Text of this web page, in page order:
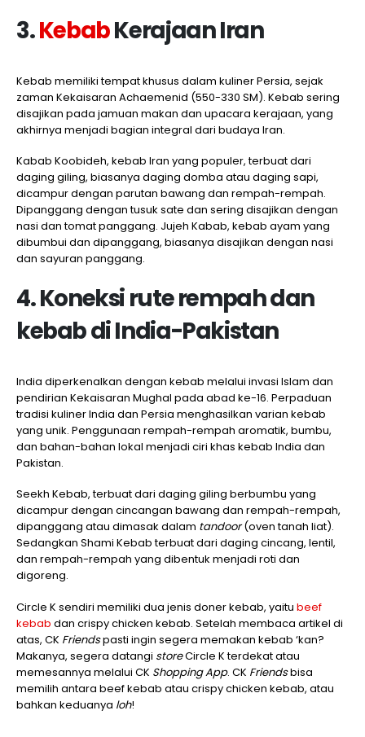
3.KebabKerajaan Iran
Kebab memiliki tempat khusus dalam kuliner Persia, sejak
zaman Kekaisaran Achaemenid (550-330 SM). Kebab sering
disajikan pada jamuan makan dan upacara kerajaan, yang
akhirnya menjadi bagian integral dari budaya Iran.
Kabab Koobideh, kebab Iran yang populer, terbuat dari
daging giling, biasanya daging domba atau daging sapi,
dicampur dengan parutan bawang dan rempah-rempah.
Dipanggang dengan tusuk sate dan sering disajikan dengan
nasi dan tomat panggang. Jujeh Kabab, kebab ayam yang
dibumbui dan dipanggang, biasanya disajikan dengan nasi
dan sayuran panggang.
4. Koneksi rute rempah dan
kebab di India-Pakistan
India diperkenalkan dengan kebab melalui invasi Islam dan
pendirian Kekaisaran Mughal pada abad ke-16. Perpaduan
tradisi kuliner India dan Persia menghasilkan varian kebab
yang unik. Penggunaan rempah-rempah aromatik, bumbu,
dan bahan-bahan lokal menjadi ciri khas kebab India dan
Pakistan.
Seekh Kebab, terbuat dari daging giling berbumbu yang
dicampur dengan cincangan bawang dan rempah-rempah,
dipanggang atau dimasak dalam tandoor(oven tanah liat).
Sedangkan Shami Kebab terbuat dari daging cincang, lentil,
dan rempah-rempah yang dibentuk menjadi roti dan
digoreng.
Circle K sendiri memiliki dua jenis doner kebab, yaitu beef
kebab dan crispy chicken kebab. Setelah membaca artikel di
atas, CK Friendspasti ingin segera memakan kebab ‘kan?
Makanya, segera datangi storeCircle K terdekat atau
memesannya melalui CK Shopping App. CK Friendsbisa
memilih antara beef kebab atau crispy chicken kebab, atau
bahkan keduanya loh!